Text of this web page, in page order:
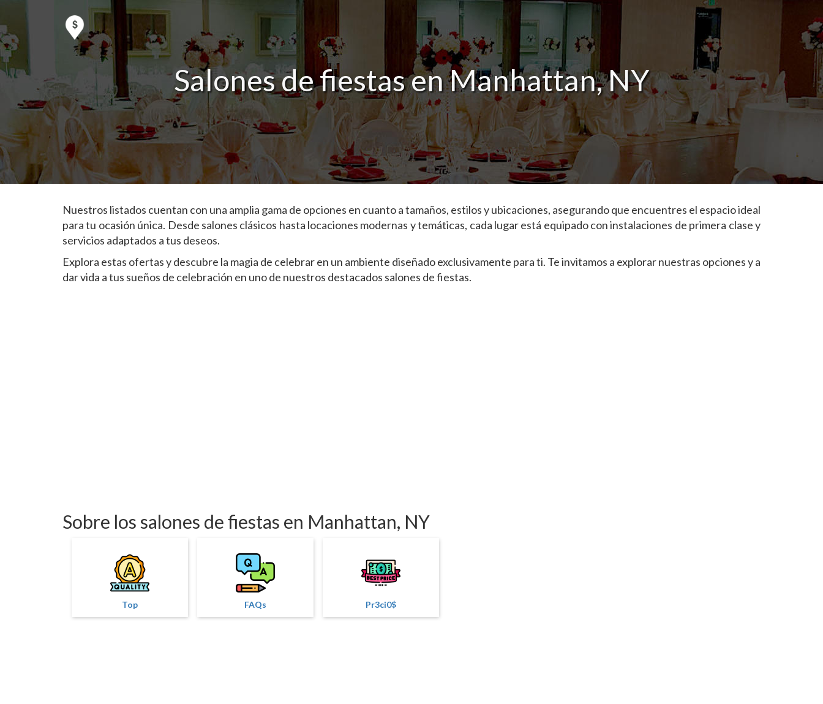
Salones de fiestas en Manhattan, NY
Nuestros listados cuentan con una amplia gama de opciones en cuanto a tamaños, estilos y ubicaciones, asegurando que encuentres el espacio ideal
para tu ocasión única. Desde salones clásicos hasta locaciones modernas y temáticas, cada lugar está equipado con instalaciones de primera clase y
servicios adaptados a tus deseos.
Explora estas ofertas y descubre la magia de celebrar en un ambiente diseñado exclusivamente para ti. Te invitamos a explorar nuestras opciones y a
dar vida a tus sueños de celebración en uno de nuestros destacados salones de fiestas.
Sobre los salones de fiestas en Manhattan, NY
Top FAQs Pr3ci0$